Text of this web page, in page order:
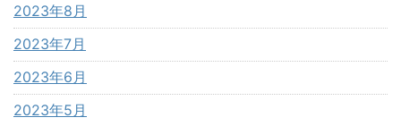
2023年8月
2023年7月
2023年6月
2023年5月